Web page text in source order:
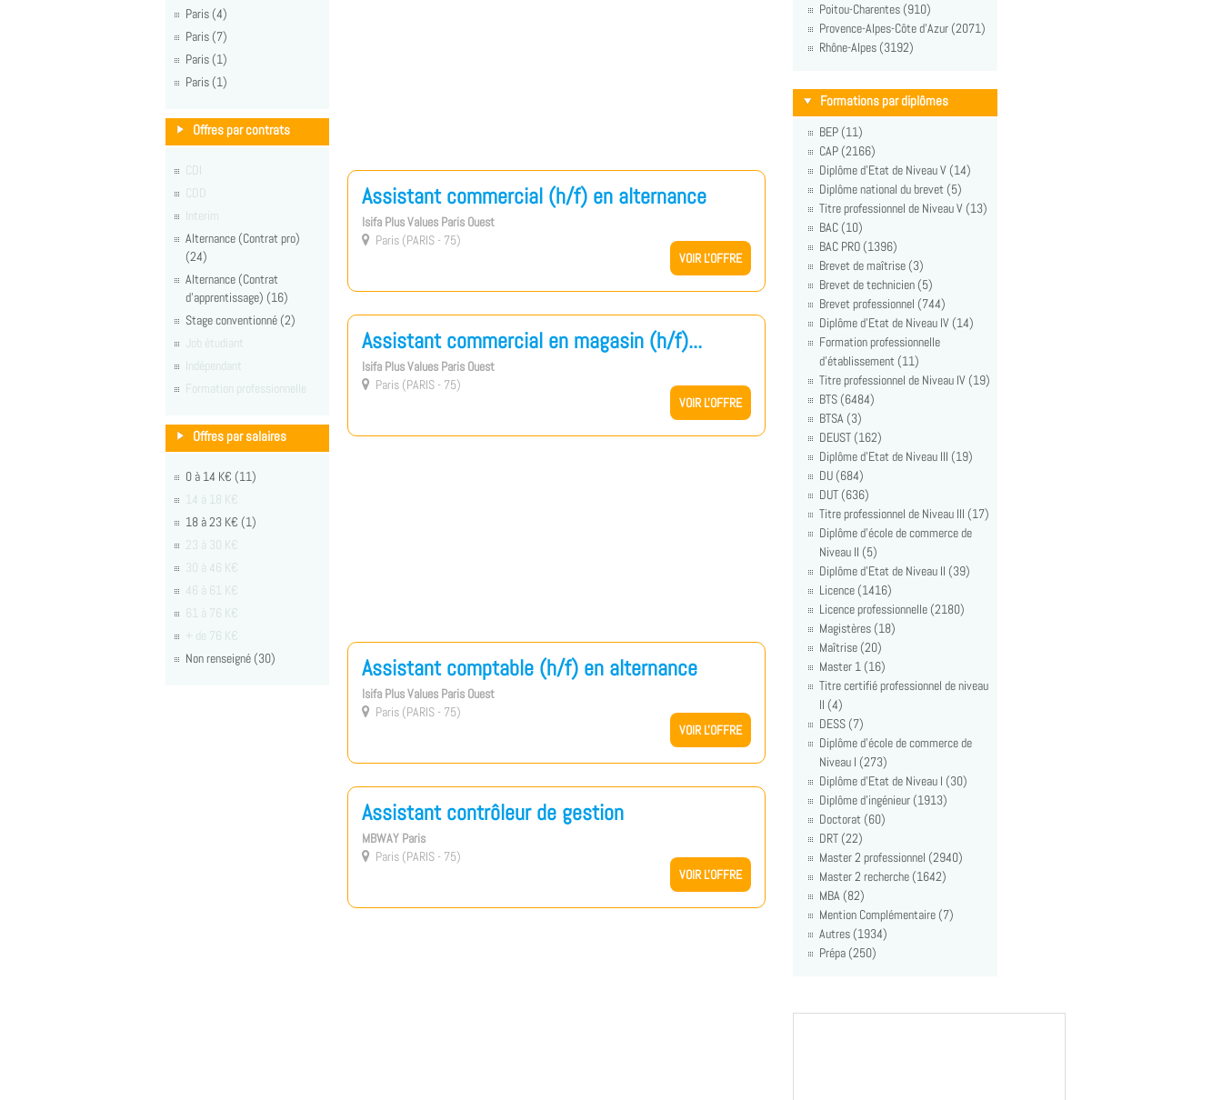
Paris (4)
Paris (7)
Paris (1)
Paris (1)
Offres par contrats
CDI
CDD
Interim
Alternance (Contrat pro)
(24)
Alternance (Contrat
d'apprentissage) (16)
Stage conventionné (2)
Job étudiant
Indépendant
Formation professionnelle
Offres par salaires
0 à 14 K€ (11)
14 à 18 K€
18 à 23 K€ (1)
23 à 30 K€
30 à 46 K€
46 à 61 K€
61 à 76 K€
+ de 76 K€
Non renseigné (30)
Assistant commercial (h/f) en alternance
Isifa Plus Values Paris Ouest
 Paris (PARIS - 75)
VOIR L'OFFRE
Assistant commercial en magasin (h/f)...
Isifa Plus Values Paris Ouest
 Paris (PARIS - 75)
VOIR L'OFFRE
Assistant comptable (h/f) en alternance
Isifa Plus Values Paris Ouest
 Paris (PARIS - 75)
VOIR L'OFFRE
Assistant contrôleur de gestion
MBWAY Paris
 Paris (PARIS - 75)
VOIR L'OFFRE
Poitou-Charentes (910)
Provence-Alpes-Côte d'Azur (2071)
Rhône-Alpes (3192)
Formations par diplômes
BEP (11)
CAP (2166)
Diplôme d'Etat de Niveau V (14)
Diplôme national du brevet (5)
Titre professionnel de Niveau V (13)
BAC (10)
BAC PRO (1396)
Brevet de maîtrise (3)
Brevet de technicien (5)
Brevet professionnel (744)
Diplôme d'Etat de Niveau IV (14)
Formation professionnelle
d'établissement (11)
Titre professionnel de Niveau IV (19)
BTS (6484)
BTSA (3)
DEUST (162)
Diplôme d'Etat de Niveau III (19)
DU (684)
DUT (636)
Titre professionnel de Niveau III (17)
Diplôme d'école de commerce de
Niveau II (5)
Diplôme d'Etat de Niveau II (39)
Licence (1416)
Licence professionnelle (2180)
Magistères (18)
Maîtrise (20)
Master 1 (16)
Titre certifié professionnel de niveau
II (4)
DESS (7)
Diplôme d'école de commerce de
Niveau I (273)
Diplôme d'Etat de Niveau I (30)
Diplôme d'ingénieur (1913)
Doctorat (60)
DRT (22)
Master 2 professionnel (2940)
Master 2 recherche (1642)
MBA (82)
Mention Complémentaire (7)
Autres (1934)
Prépa (250)